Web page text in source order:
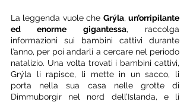
La leggenda vuole che Grýla, un’orripilante
ed enorme gigantessa, raccolga
informazioni sui bambini cattivi durante
l’anno, per poi andarli a cercare nel periodo
natalizio. Una volta trovati i bambini cattivi,
Grýla li rapisce, li mette in un sacco, li
porta nella sua casa nelle grotte di
Dimmuborgir nel nord dell’Islanda, e li